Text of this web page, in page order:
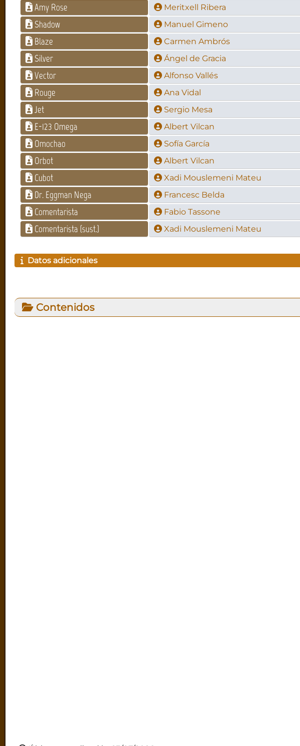
Amy Rose Meritxell Ribera
Shadow Manuel Gimeno
Blaze Carmen Ambrós
Silver Ángel de Gracia
Vector Alfonso Vallés
Rouge Ana Vidal
Jet Sergio Mesa
E-123 Omega Albert Vilcan
Omochao Sofía García
Orbot Albert Vilcan
Cubot Xadi Mouslemeni Mateu
Dr. Eggman Nega Francesc Belda
Comentarista Fabio Tassone
Comentarista (sust.) Xadi Mouslemeni Mateu
Datos adicionales
Contenidos